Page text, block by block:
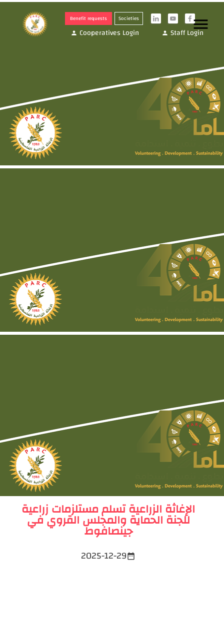
Benefit requests Societies i y f
person Cooperatives Login person Staff Login
menu
الإغاثة الزراعية تسلم مستلزمات زراعية
للجنة الحماية والمجلس القروي في
جينصافوط
2025-12-29date_range